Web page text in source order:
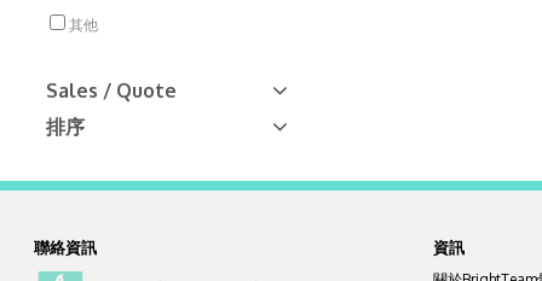
其他
Sales / Quote
排序
聯絡資訊 資訊